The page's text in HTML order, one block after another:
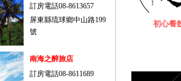
訂房電話08-8613657
屏東縣琉球鄉中山路199
號
南海之醉旅店
訂房電話08-8611689
初心餐